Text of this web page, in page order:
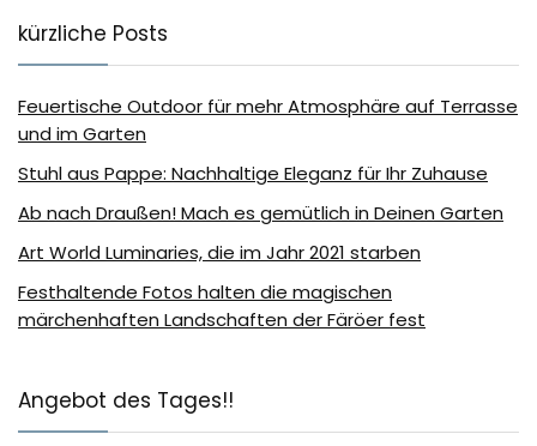
kürzliche Posts
Feuertische Outdoor für mehr Atmosphäre auf Terrasse
und im Garten
Stuhl aus Pappe: Nachhaltige Eleganz für Ihr Zuhause
Ab nach Draußen! Mach es gemütlich in Deinen Garten
Art World Luminaries, die im Jahr 2021 starben
Festhaltende Fotos halten die magischen
märchenhaften Landschaften der Färöer fest
Angebot des Tages!!